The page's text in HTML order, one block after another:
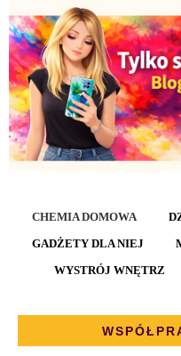
CHEMIA DOMOWA
GADŻETY DLA NIEJ
WYSTRÓJ WNĘTRZ